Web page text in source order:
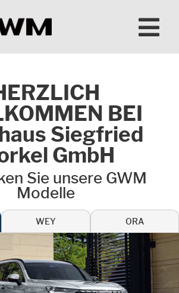
BEI
Siegfried
GmbH
Sie unsere GWM
Modelle
WEY ORA